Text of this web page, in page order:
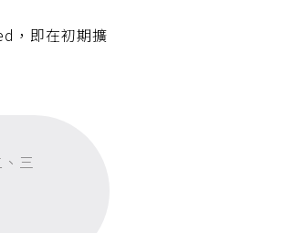
，即在初期擴
三